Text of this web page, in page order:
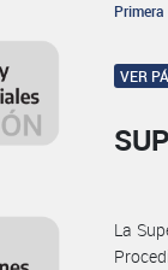
Primera
VER
La